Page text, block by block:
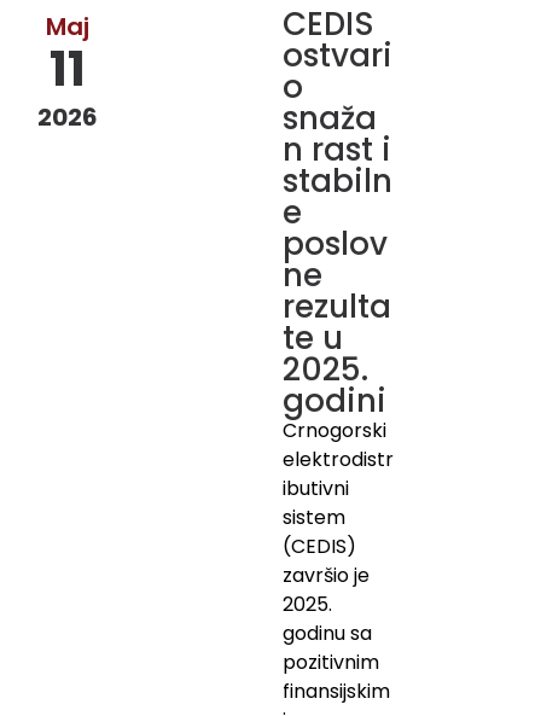
Maj
11
2026
CEDIS
ostvari
o
snaža
n rast i
stabiln
e
poslov
ne
rezulta
te u
2025.
godini
Crnogorski
elektrodistr
ibutivni
sistem
(CEDIS)
završio je
2025.
godinu sa
pozitivnim
finansijskim